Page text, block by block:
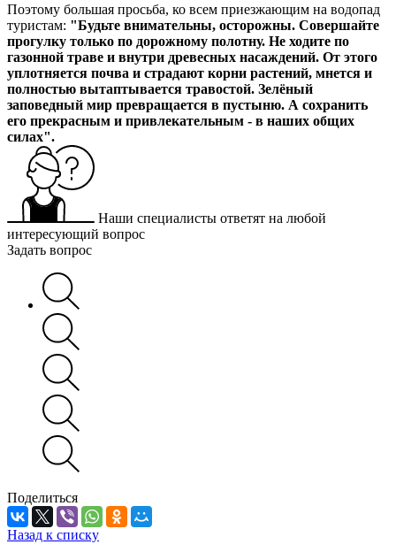
Поэтому большая просьба, ко всем приезжающим на водопад
туристам: "Будьте внимательны, осторожны. Совершайте
прогулку только по дорожному полотну. Не ходите по
газонной траве и внутри древесных насаждений. От этого
уплотняется почва и страдают корни растений, мнется и
полностью вытаптывается травостой. Зелёный
заповедный мир превращается в пустыню. А сохранить
его прекрасным и привлекательным - в наших общих
силах".
Наши специалисты ответят на любой
интересующий вопрос
Задать вопрос
Поделиться
Назад к списку